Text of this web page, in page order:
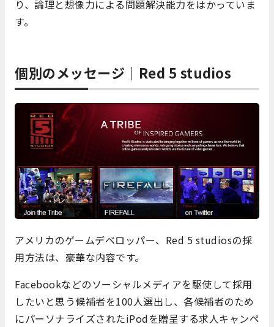
り、論理と想像力による問題解決能力をはかっていま
す。
個別のメッセージ｜Red 5 studios
アメリカのゲームデベロッパー、Red 5 studiosの採
用方法は、豪華な内容です。
Facebookなどのソーシャルメディアを駆使して採用
したいと思う候補者を100人選出し、各候補者のため
にパーソナライズされたiPodを贈呈する求人キャンペ